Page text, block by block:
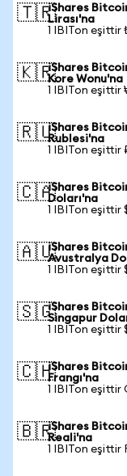
🇹🇷iShares
Lirası'na
1 IBITon eşittir
🇰🇷iShares
Kore Wonu'na
1 IBITon
🇷🇺iShares
Rublesi'na
1 IBITon
🇨🇦iShares
Doları'na
1 IBITon eşittir
🇦🇺iShares
Avustralya
1 IBITon eşittir
🇸🇬iShares
Singapur
1 IBITon eşittir
🇨🇭iShares
Frangı'na
1 IBITon eşittir
🇧🇷iShares
Reali'na
1 IBITon eşittir